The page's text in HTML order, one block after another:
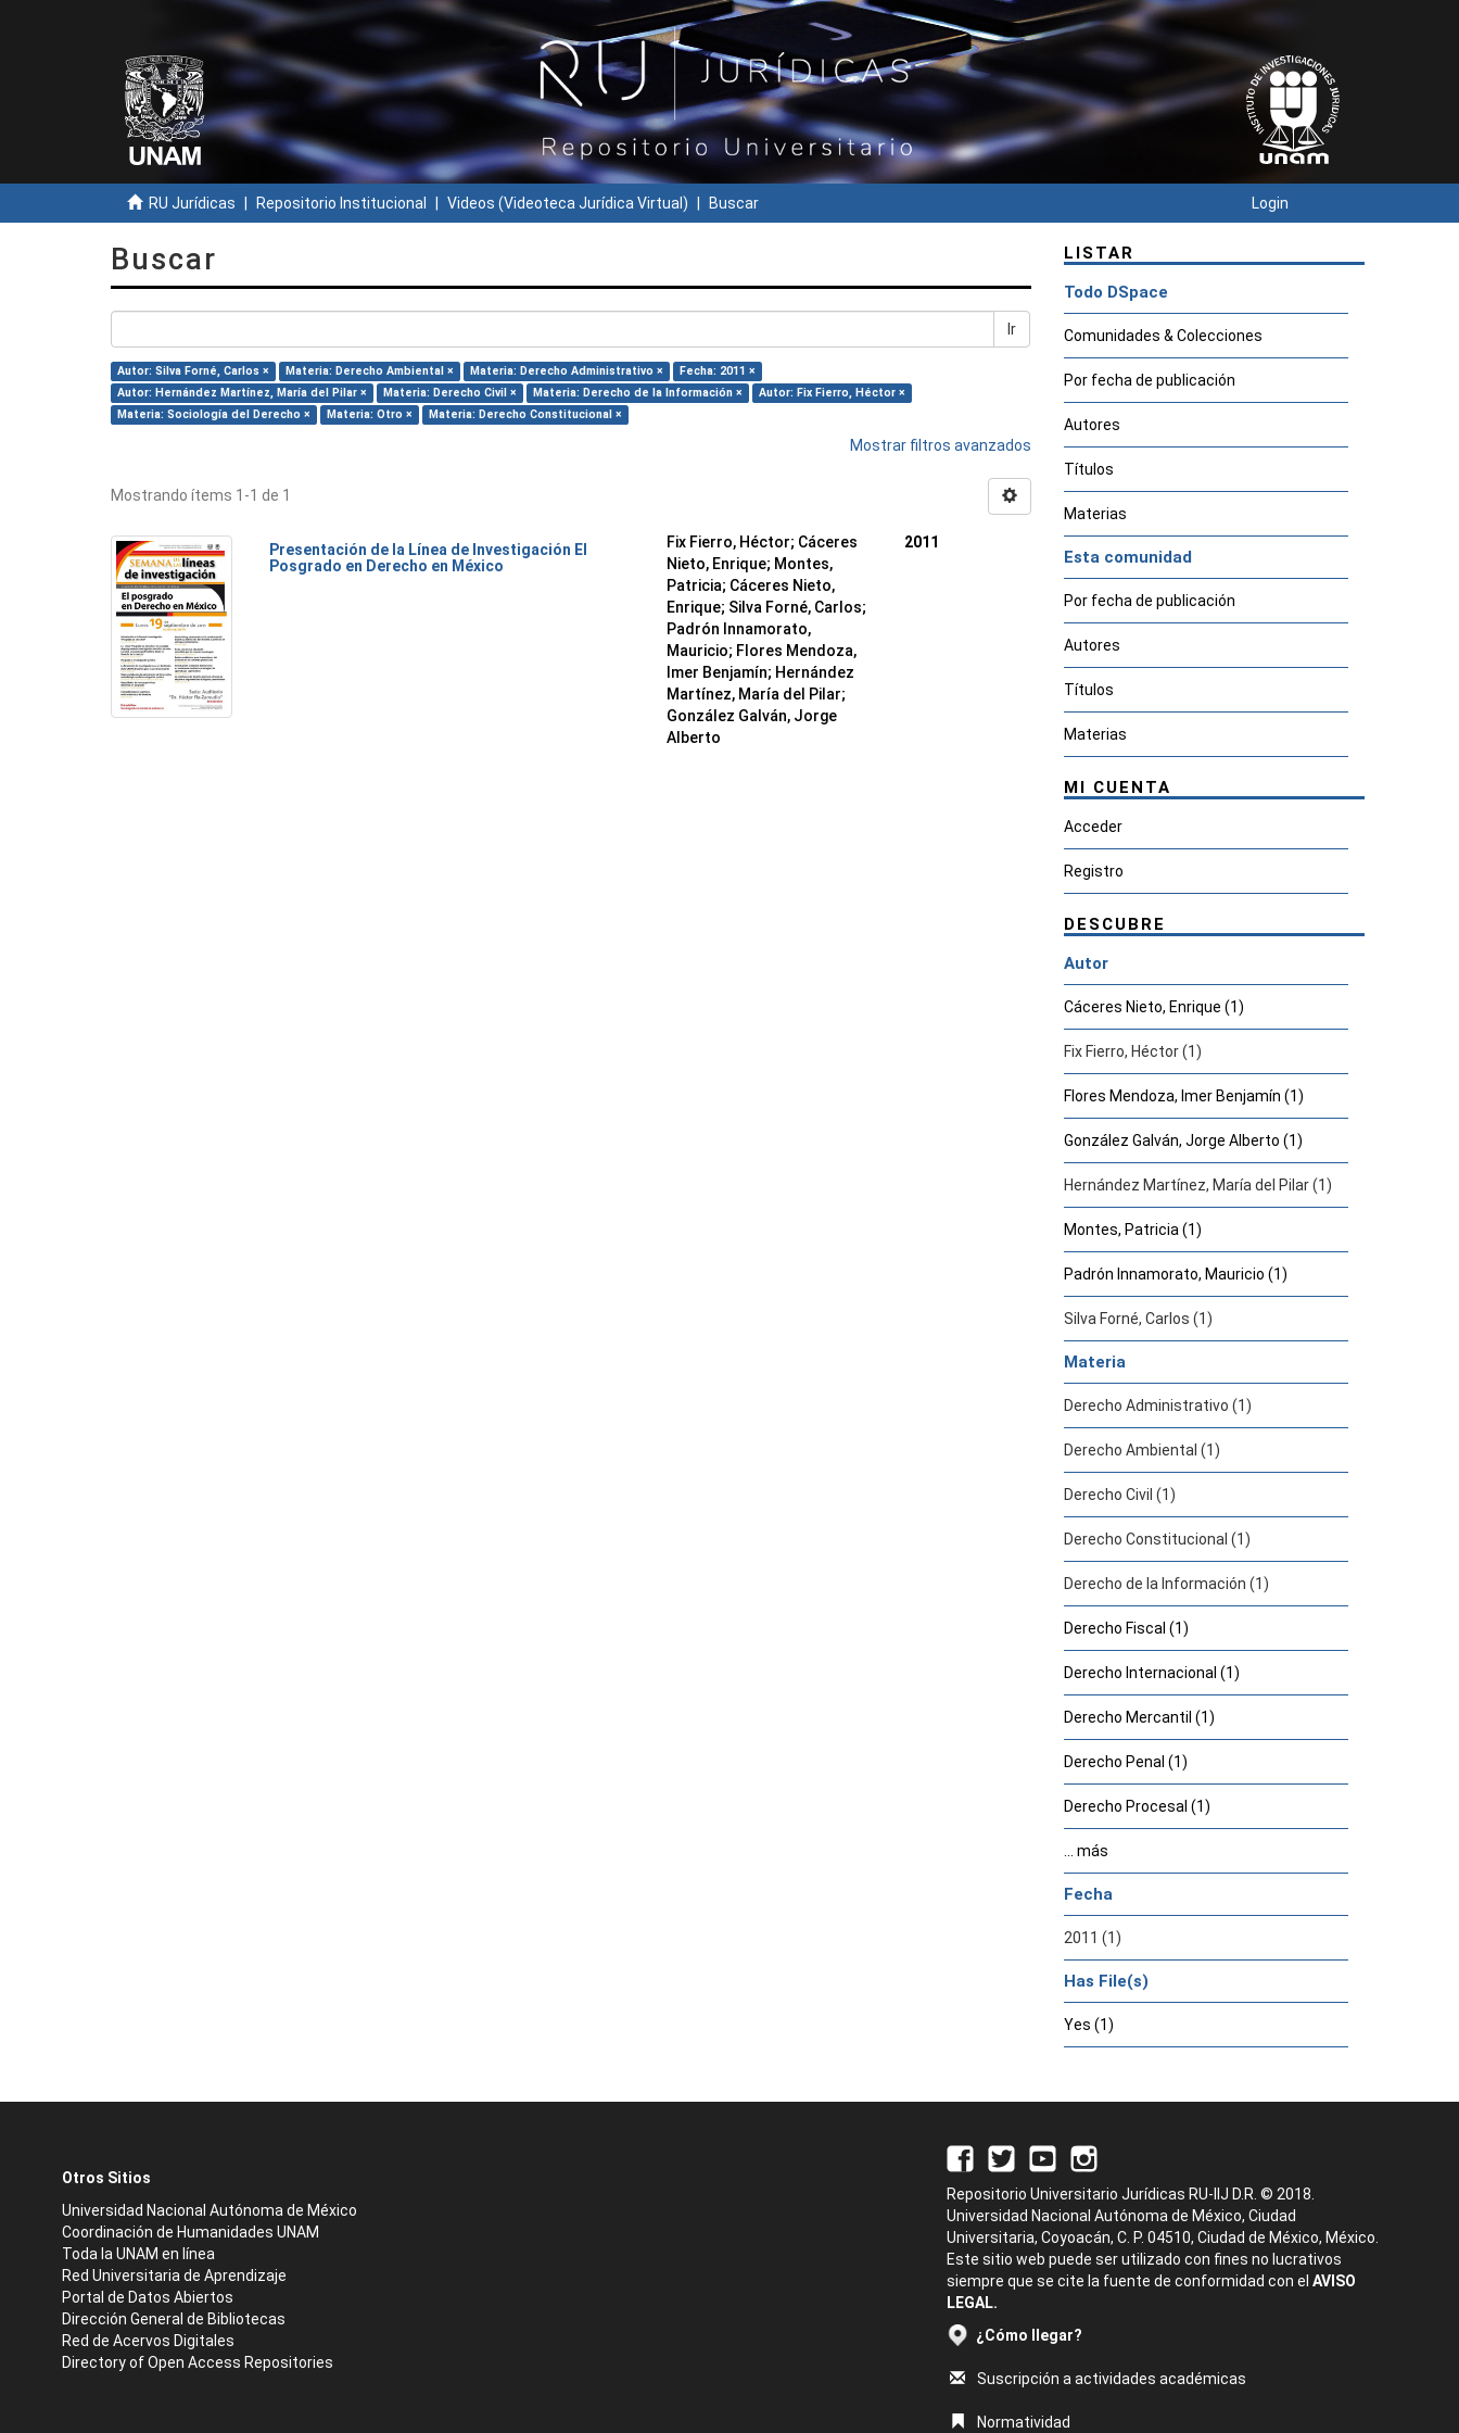
RU Jurídicas Repositorio Institucional Videos (Videoteca Jurídica Virtual) Buscar Login
Buscar
Ir
Autor: Silva Forné, Carlos × Materia: Derecho Ambiental × Materia: Derecho Administrativo ×
Fecha: 2011 ×
Autor: Hernández Martínez, María del Pilar ×
Materia: Derecho Civil × Materia: Derecho de la Información ×
Autor: Fix Fierro, Héctor ×
Materia: Sociología del Derecho ×
Materia: Otro × Materia: Derecho Constitucional ×
Mostrar filtros avanzados
Mostrando ítems 1-1 de 1
Presentación de la Línea de Investigación El
Posgrado en Derecho en México
Fix Fierro, Héctor; Cáceres
Nieto, Enrique; Montes,
Patricia; Cáceres Nieto,
Enrique; Silva Forné, Carlos;
Padrón Innamorato,
Mauricio; Flores Mendoza,
Imer Benjamín; Hernández
Martínez, María del Pilar;
González Galván, Jorge
Alberto
2011
LISTAR
Todo DSpace
Comunidades & Colecciones
Por fecha de publicación
Autores
Títulos
Materias
Esta comunidad
Por fecha de publicación
Autores
Títulos
Materias
MI CUENTA
Acceder
Registro
DESCUBRE
Autor
Cáceres Nieto, Enrique (1)
Fix Fierro, Héctor (1)
Flores Mendoza, Imer Benjamín (1)
González Galván, Jorge Alberto (1)
Hernández Martínez, María del Pilar (1)
Montes, Patricia (1)
Padrón Innamorato, Mauricio (1)
Silva Forné, Carlos (1)
Materia
Derecho Administrativo (1)
Derecho Ambiental (1)
Derecho Civil (1)
Derecho Constitucional (1)
Derecho de la Información (1)
Derecho Fiscal (1)
Derecho Internacional (1)
Derecho Mercantil (1)
Derecho Penal (1)
Derecho Procesal (1)
... más
Fecha
2011 (1)
Has File(s)
Yes (1)
Otros Sitios
Universidad Nacional Autónoma de México
Coordinación de Humanidades UNAM
Toda la UNAM en línea
Red Universitaria de Aprendizaje
Portal de Datos Abiertos
Dirección General de Bibliotecas
Red de Acervos Digitales
Directory of Open Access Repositories
Repositorio Universitario Jurídicas RU-IIJ D.R. © 2018.
Universidad Nacional Autónoma de México, Ciudad
Universitaria, Coyoacán, C. P. 04510, Ciudad de México, México.
Este sitio web puede ser utilizado con fines no lucrativos
siempre que se cite la fuente de conformidad con el AVISO
LEGAL.
¿Cómo llegar?
Suscripción a actividades académicas
Normatividad